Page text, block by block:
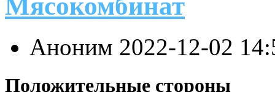
Мясокомбинат
Аноним 2022-12-02
Положительные стороны